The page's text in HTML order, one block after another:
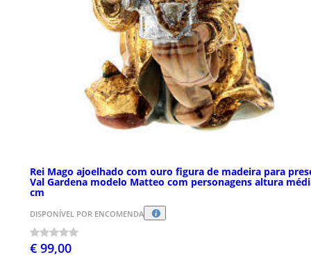
Rei Mago ajoelhado com ouro figura de madeira para
Val Gardena modelo Matteo com personagens altura
cm
DISPONÍVEL POR ENCOMENDA
€ 99,00